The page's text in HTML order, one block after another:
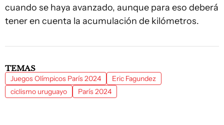
cuando se haya avanzado, aunque para eso deberá
tener en cuenta la acumulación de kilómetros.
TEMAS
Juegos Olímpicos París 2024
Eric Fagundez
ciclismo uruguayo
París 2024